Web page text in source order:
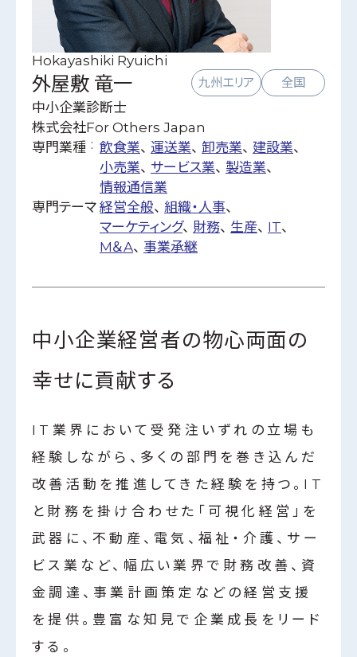
ビズクリポータル
ビズクリナレッジ
利用規約
特定商取引に関する法律に基づく表記
運営会社
個人情報保護方針
Hokayashiki Ryuichi
外屋敷 竜一 九州エリア 全国
中小企業診断士
株式会社For Others Japan
専門業種
飲食業 運送業 卸売業
建設業
小売業
サービス業
製造業
情報通信業
専門テーマ 経営全般
組織・人事
マーケティング
財務 生産
IT
M＆A
事業承継
中小企業経営者の物心両面の
幸せに貢献する
IT業界において受発注いずれの立場も
経験しながら、多くの部門を巻き込んだ
改善活動を推進してきた経験を持つ。IT
と財務を掛け合わせた「可視化経営」を
武器に、不動産、電気、福祉・介護、サー
ビス業など、幅広い業界で財務改善、資
金調達、事業計画策定などの経営支援
を提供。豊富な知見で企業成長をリード
する。